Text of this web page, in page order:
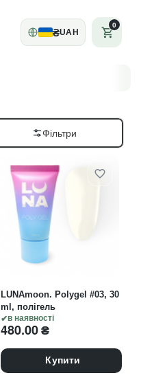
₴UAH
0
в наявності
LUNAmoon. Polygel #03, 30
ml, полігель
480.00₴
Купити